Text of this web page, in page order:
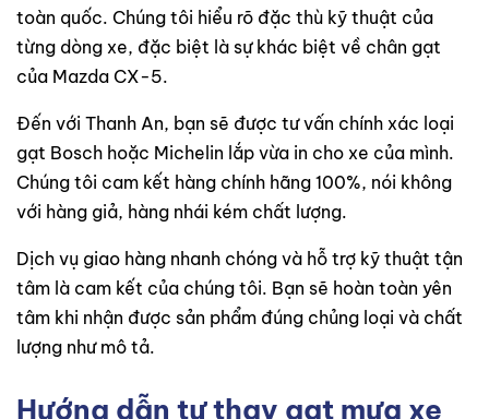
toàn quốc. Chúng tôi hiểu rõ đặc thù kỹ thuật của
từng dòng xe, đặc biệt là sự khác biệt về chân gạt
của Mazda CX-5.
Đến với Thanh An, bạn sẽ được tư vấn chính xác loại
gạt Bosch hoặc Michelin lắp vừa in cho xe của mình.
Chúng tôi cam kết hàng chính hãng 100%, nói không
với hàng giả, hàng nhái kém chất lượng.
Dịch vụ giao hàng nhanh chóng và hỗ trợ kỹ thuật tận
tâm là cam kết của chúng tôi. Bạn sẽ hoàn toàn yên
tâm khi nhận được sản phẩm đúng chủng loại và chất
lượng như mô tả.
Hướng dẫn tự thay gạt mưa xe